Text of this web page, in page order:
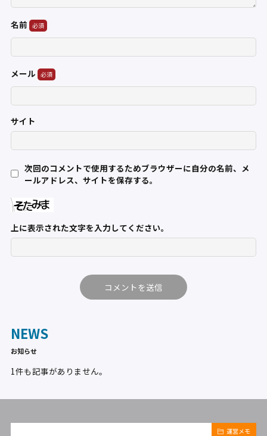
名前
メール
サイト
次回のコメントで使用するためブラウザーに自分の名前、メ
ールアドレス、サイトを保存する。
上に表示された文字を入力してください。
NEWS
お知らせ
1件も記事がありません。
運営メモ